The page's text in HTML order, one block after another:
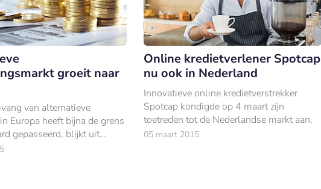
groeit naar
van alternatieve
Europa heeft bijna de grens
gepasseerd, blijkt uit
EY en de University of
Online kredietverlener Spotcap
nu ook in Nederland
Innovatieve online kredietverstrekker
Spotcap kondigde op 4 maart zijn
toetreden tot de Nederlandse markt aan.
05 maart 2015